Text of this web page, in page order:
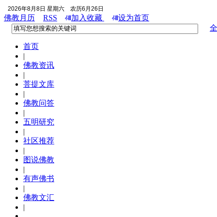
2026年8月8日 星期六 农历6月26日
佛教月历 RSS 加入收藏
设为首页
首页
|
佛教资讯
|
菩提文库
|
佛教问答
|
五明研究
|
社区推荐
|
图说佛教
|
有声佛书
|
佛教文汇
|